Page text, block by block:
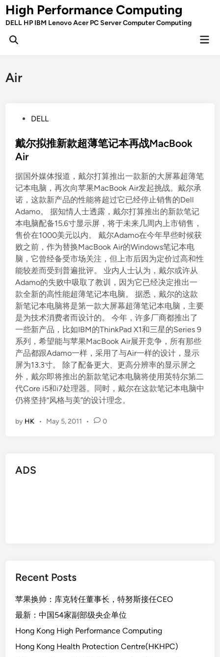
Skip
toHigh Performance Computing
DELL HP IBM Lenovo Acer PC Server Computer Computing
Open
Air
s
t
d
i
n
DELL
戴尔拟推新款超薄笔记本再战MacBook
Air
据国外媒体报道，戴尔打算推出一款新的大屏幕超薄笔
记本电脑，再次向苹果MacBook Air发起挑战。戴尔承
诺，这款新产品的性能将超过它已经停止销售的Dell
Adamo。 据知情人士透露，戴尔打算推出的新款笔记
本电脑配备15.6寸显示屏，将于未来几周内上市销售，
售价在1000美元以内。 戴尔Adamo在今年早些时候获
败之前，作为替换MacBook Air的Windows笔记本电
脑，它曾经备受市场关注，但上市后因为定价过高和性
能较差而受到普遍批评。 业内人士认为，戴尔或许从
Adamo的失败中吸取了教训，因为它已经决定推出一
款全新的高性能超薄笔记本电脑。 据悉，戴尔的这款
新笔记本电脑将是第一款大屏幕超薄笔记本电脑，主要
是为技术消费者而设计的。 今年，许多厂商都推出了
一些新产品，比如IBM的ThinkPad X1和三星的Series 9
系列，希望能与苹果MacBook Air展开竞争，所有那些
产品都跟Adamo一样，采用了与Air一样的设计，显示
屏为13.3寸。 除了配备更大、更高分辨率的显示屏之
外，戴尔即将推出的新款笔记本电脑将使用英特尔第二
代Core i5和i7处理器。同时，戴尔在这款笔记本电脑中
仍将坚持“风格与美”的设计理念。
by HK • May 5, 2011 • 0
ADS
Recent Posts
苹果换帅：库克转任董事长，特努斯接任CEO
最新：中国54家副部级央企单位
Hong Kong High Performance Computing
Hong Kong Health Protection Centre(HKHPC)